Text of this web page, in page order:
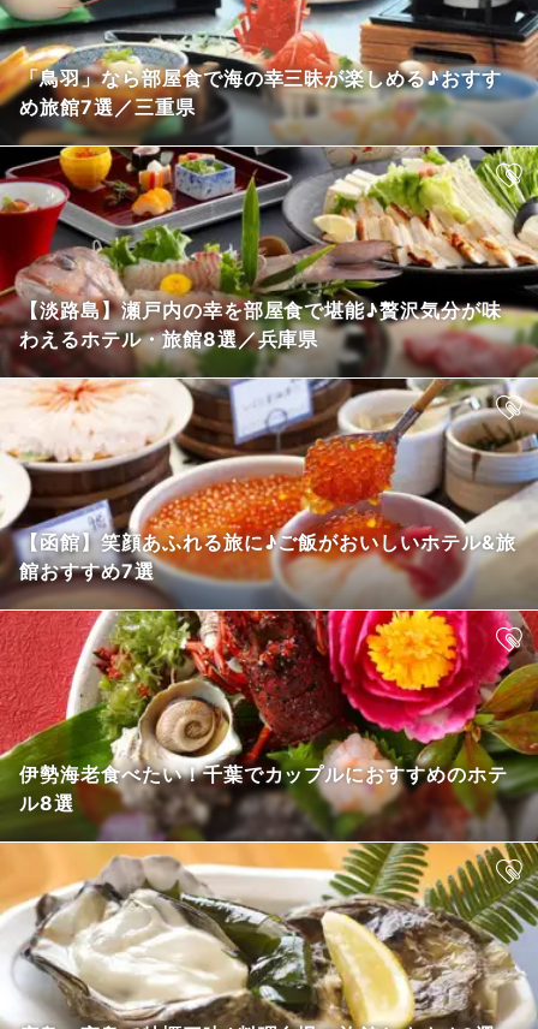
「鳥羽」なら部屋食で海の幸三昧が楽しめる♪おすす
め旅館7選／三重県
【淡路島】瀬戸内の幸を部屋食で堪能♪贅沢気分が味
わえるホテル・旅館8選／兵庫県
【函館】笑顔あふれる旅に♪ご飯がおいしいホテル&旅
館おすすめ7選
伊勢海老食べたい！千葉でカップルにおすすめのホテ
ル8選